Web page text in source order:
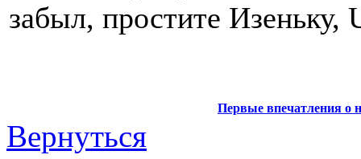
забыл, простите
Первые впечатления о
Вернуться